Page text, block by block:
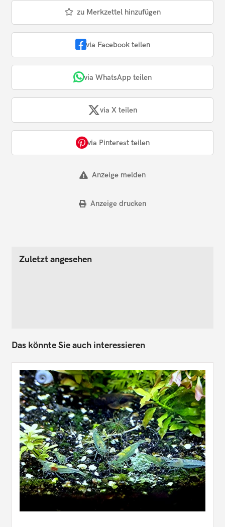
zu Merkzettel hinzufügen
via Facebook teilen
via WhatsApp teilen
via X teilen
via Pinterest teilen
Anzeige melden
Anzeige drucken
Zuletzt angesehen
Das könnte Sie auch interessieren